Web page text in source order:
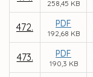
258,45 KB
472. PDF
192,68 KB
473. PDF
190,3 KB